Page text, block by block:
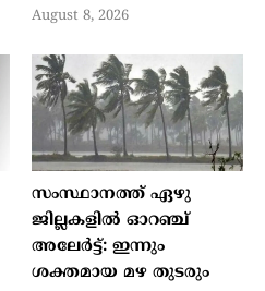
August 8, 2026
സംസ്ഥാനത്ത് ഏഴു
ജില്ലകളില്‍ ഓറഞ്ച്
അലേര്‍ട്ട്: ഇന്നും
ശക്തമായ മഴ തുടരും